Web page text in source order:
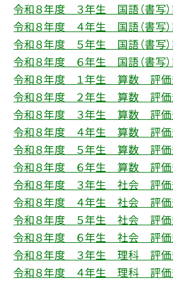
令和８年度 ３年生 国語（書写
令和８年度 ４年生 国語（書写
令和８年度 ５年生 国語（書写
令和８年度 ６年生 国語（書写
令和８年度 １年生 算数 評価
令和８年度 ２年生 算数 評価
令和８年度 ３年生 算数 評価
令和８年度 ４年生 算数 評価
令和８年度 ５年生 算数 評価
令和８年度 ６年生 算数 評価
令和８年度 ３年生 社会 評価
令和８年度 ４年生 社会 評価
令和８年度 ５年生 社会 評価
令和８年度 ６年生 社会 評価
令和８年度 ３年生 理科 評価
令和８年度 ４年生 理科 評価